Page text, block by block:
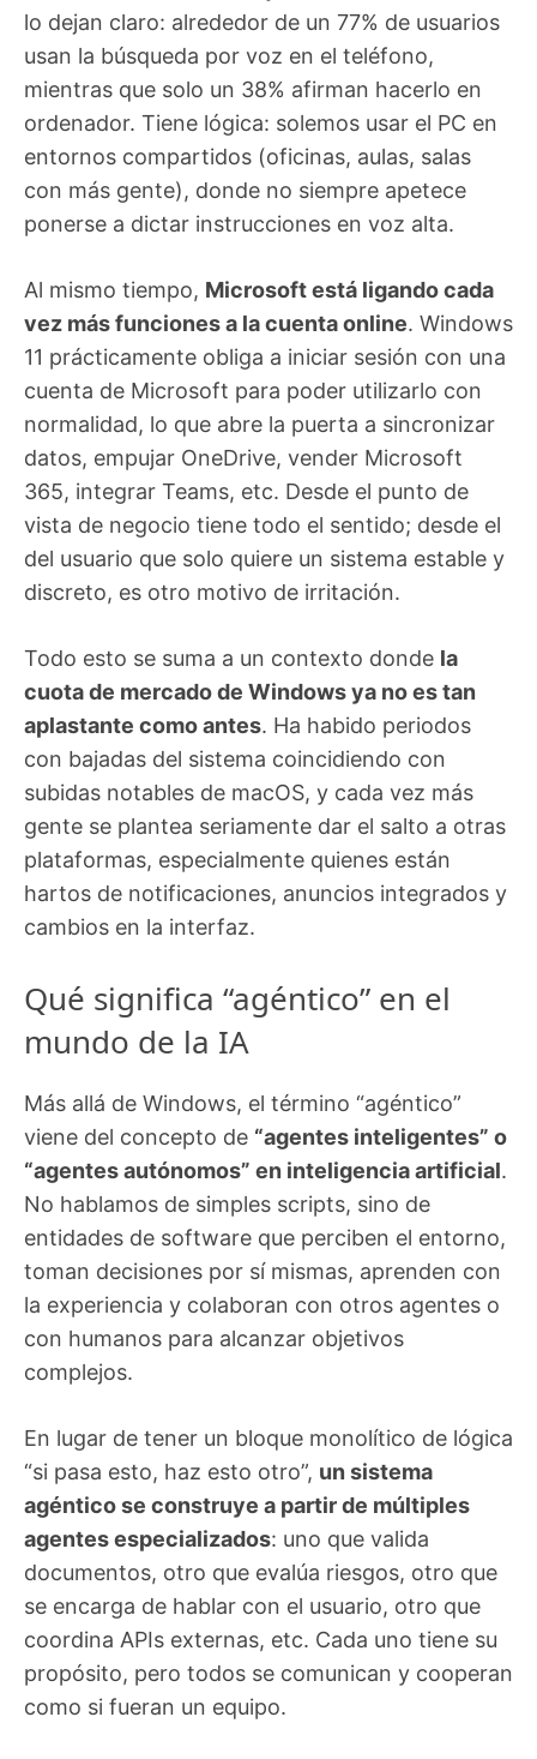
lo dejan claro: alrededor de un 77% de usuarios
usan la búsqueda por voz en el teléfono,
mientras que solo un 38% afirman hacerlo en
ordenador. Tiene lógica: solemos usar el PC en
entornos compartidos (oficinas, aulas, salas
con más gente), donde no siempre apetece
ponerse a dictar instrucciones en voz alta.
Al mismo tiempo, Microsoft está ligando cada
vez más funciones a la cuenta online. Windows
11 prácticamente obliga a iniciar sesión con una
cuenta de Microsoft para poder utilizarlo con
normalidad, lo que abre la puerta a sincronizar
datos, empujar OneDrive, vender Microsoft
365, integrar Teams, etc. Desde el punto de
vista de negocio tiene todo el sentido; desde el
del usuario que solo quiere un sistema estable y
discreto, es otro motivo de irritación.
Todo esto se suma a un contexto donde la
cuota de mercado de Windows ya no es tan
aplastante como antes. Ha habido periodos
con bajadas del sistema coincidiendo con
subidas notables de macOS, y cada vez más
gente se plantea seriamente dar el salto a otras
plataformas, especialmente quienes están
hartos de notificaciones, anuncios integrados y
cambios en la interfaz.
Qué significa “agéntico” en el
mundo de la IA
Más allá de Windows, el término “agéntico”
viene del concepto de “agentes inteligentes” o
“agentes autónomos” en inteligencia artificial.
No hablamos de simples scripts, sino de
entidades de software que perciben el entorno,
toman decisiones por sí mismas, aprenden con
la experiencia y colaboran con otros agentes o
con humanos para alcanzar objetivos
complejos.
En lugar de tener un bloque monolítico de lógica
“si pasa esto, haz esto otro”, un sistema
agéntico se construye a partir de múltiples
agentes especializados: uno que valida
documentos, otro que evalúa riesgos, otro que
se encarga de hablar con el usuario, otro que
coordina APIs externas, etc. Cada uno tiene su
propósito, pero todos se comunican y cooperan
como si fueran un equipo.